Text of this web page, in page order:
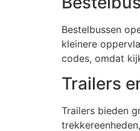
Bestelbussen
kleinere
codes, omdat
Trailers
Trailers bieden